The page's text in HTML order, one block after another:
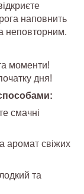
наповнить
неповторним.
моменти!
дня!
смачні
аромат свіжих
та